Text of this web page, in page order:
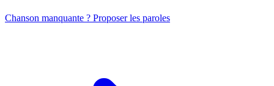
Chanson manquante ? Proposer les paroles